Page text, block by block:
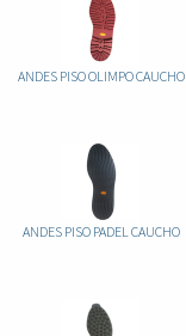
ANDES PISO OLIMPO CAUCHO
ANDES PISO PADEL CAUCHO